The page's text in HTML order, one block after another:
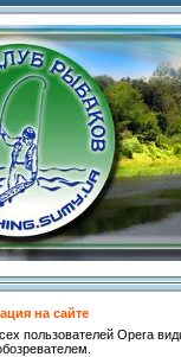
на сайте
пользователей Opera